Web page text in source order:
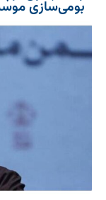
بومی‌سازی